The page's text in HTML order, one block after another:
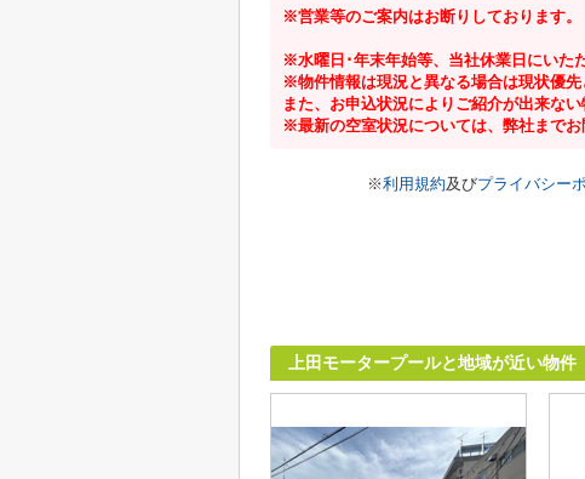
※営業等のご案内はお断りしております。
※水曜日･年末年始等、当社休業日にいた
※物件情報は現況と異なる場合は現状優先
また、お申込状況によりご紹介が出来な
※最新の空室状況については、弊社までお
※利用規約及びプライバシー
上田モータープールと地域が近い物件